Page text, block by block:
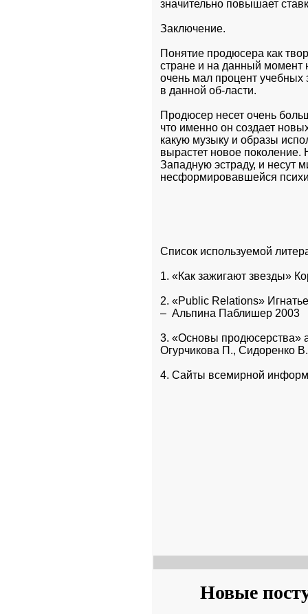
значительно повышает
Заключение.
Понятие продюсера как
стране и на данный момент
очень мал процент учебных
в данной об-ласти.
Продюсер несет очень
что именно он создает
какую музыку и образы
вырастет новое
Западную эстраду, и несут
несформировавшейся
Список используемой
1. «Как зажигают звезды»
2. «Public Relations»
–  Альпина Паблишер 2003
3. «Основы продюсерства»
Огурчикова П., Сидоренко
4. Сайты всемирной
Новые